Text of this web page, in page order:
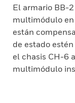
El armario BB-
multimódulo en
están
de estado
el chasis CH-6
multimódulo